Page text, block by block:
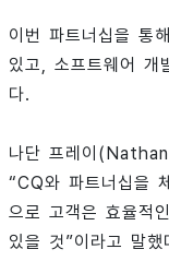
이번 파트너십을 통
있고, 소프트웨어 개
다.
나단 프레이
“CQ와 파트너십을
으로 고객은 효율적
있을 것”이라고 말했